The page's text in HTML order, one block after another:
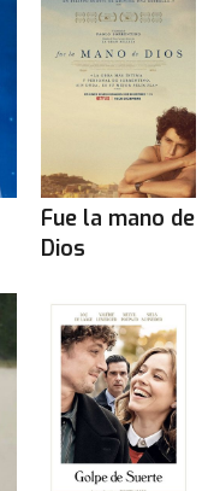
Fue la mano de
Dios